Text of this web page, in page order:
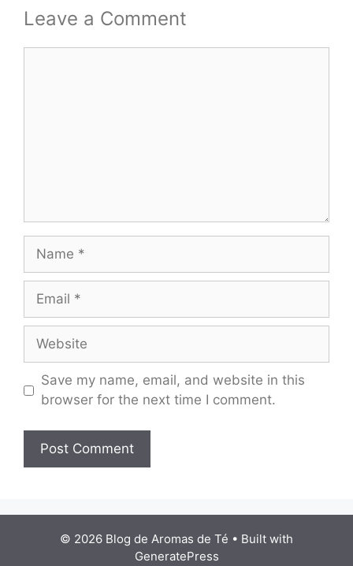
Leave a Comment
Name
Email
Website
Save my name, email, and website in this
browser for the next time I comment.
© 2026 Blog de Aromas de Té • Built with
GeneratePress